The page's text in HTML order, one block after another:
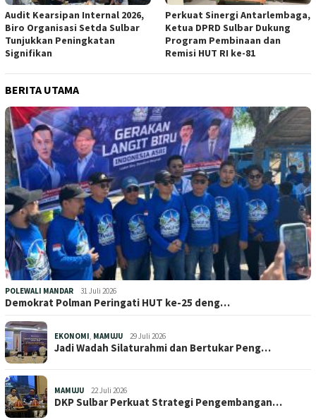
Audit Kearsipan Internal 2026,
Biro Organisasi Setda Sulbar
Tunjukkan Peningkatan
Signifikan
Perkuat Sinergi Antarlembaga,
Ketua DPRD Sulbar Dukung
Program Pembinaan dan
Remisi HUT RI ke-81
BERITA UTAMA
POLEWALI MANDAR 31 Juli 2026
Demokrat Polman Peringati HUT ke-25 deng…
EKONOMI, MAMUJU 29 Juli 2026
Jadi Wadah Silaturahmi dan Bertukar Peng…
MAMUJU 22 Juli 2026
DKP Sulbar Perkuat Strategi Pengembangan…